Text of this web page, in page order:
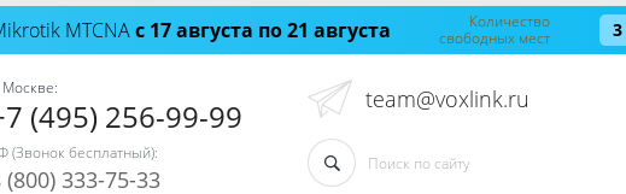
MTCNAс 17 августа по 21 августа
Количество
свободных мест
3
(495) 256-99-99
(Звонок бесплатный):
(800) 333-75-33
team@voxlink.ru